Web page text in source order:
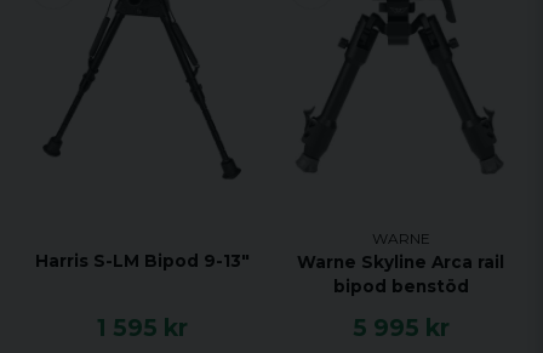
Harris S-LM Bipod 9-13"
1 595 kr
WARNE
Warne Skyline Arca rail
bipod benstöd
5 995 kr